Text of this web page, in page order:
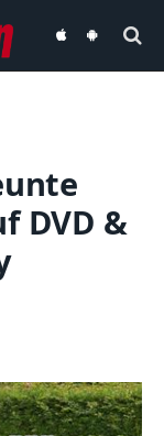
audiovisionaudiovision
DVD &